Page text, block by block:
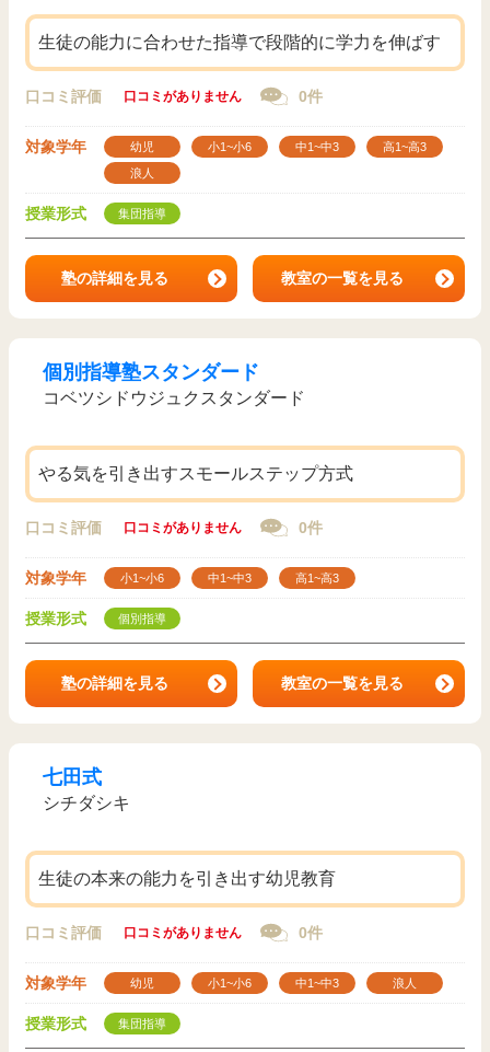
生徒の能力に合わせた指導で段階的に学力を伸ばす
口コミ評価 口コミがありません 0件
対象学年 幼児 小1~小6 中1~中3
高1~高3
浪人
授業形式 集団指導
塾の詳細を見る 教室の一覧を見る
個別指導塾スタンダード
コベツシドウジュクスタンダード
やる気を引き出すスモールステップ方式
口コミ評価 口コミがありません 0件
対象学年 小1~小6 中1~中3 高1~高3
授業形式 個別指導
塾の詳細を見る 教室の一覧を見る
七田式
シチダシキ
生徒の本来の能力を引き出す幼児教育
口コミ評価 口コミがありません 0件
対象学年 幼児 小1~小6 中1~中3 浪人
授業形式 集団指導